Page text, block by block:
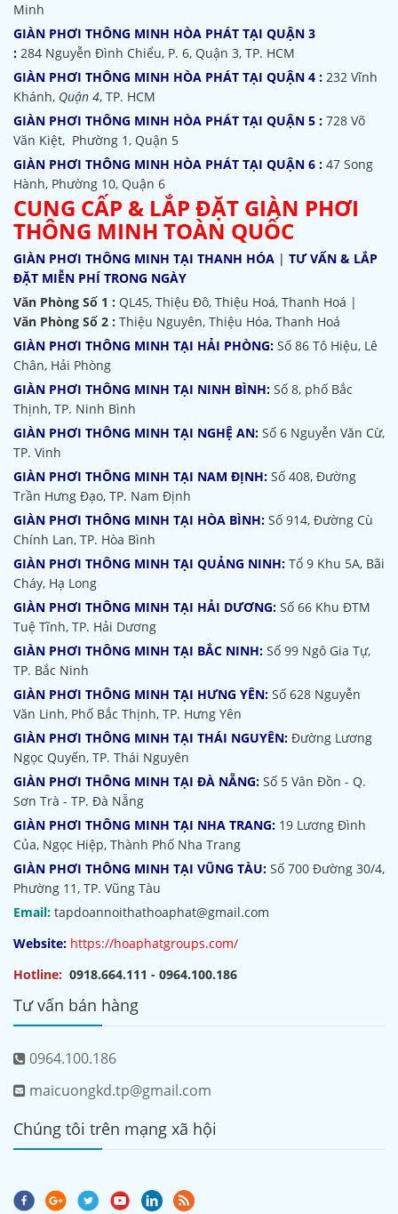
Minh
GIÀN PHƠI THÔNG MINH HÒA PHÁT TẠI QUẬN 3
: 284 Nguyễn Đình Chiểu, P. 6, Quận 3, TP. HCM
GIÀN PHƠI THÔNG MINH HÒA PHÁT TẠI QUẬN 4 : 232 Vĩnh
Khánh, Quận 4, TP. HCM
GIÀN PHƠI THÔNG MINH HÒA PHÁT TẠI QUẬN 5 : 728 Võ
Văn Kiệt, Phường 1, Quận 5
GIÀN PHƠI THÔNG MINH HÒA PHÁT TẠI QUẬN 6 : 47 Song
Hành, Phường 10, Quận 6
CUNG CẤP & LẮP ĐẶT GIÀN PHƠI
THÔNG MINH TOÀN QUỐC
GIÀN PHƠI THÔNG MINH TẠI THANH HÓA | TƯ VẤN & LẮP
ĐẶT MIỄN PHÍ TRONG NGÀY
Văn Phòng Số 1 : QL45, Thiệu Đô, Thiệu Hoá, Thanh Hoá |
Văn Phòng Số 2 : Thiệu Nguyên, Thiệu Hóa, Thanh Hoá
GIÀN PHƠI THÔNG MINH TẠI HẢI PHÒNG: Số 86 Tô Hiệu, Lê
Chân, Hải Phòng
GIÀN PHƠI THÔNG MINH TẠI NINH BÌNH: Số 8, phố Bắc
Thịnh, TP. Ninh Bình
GIÀN PHƠI THÔNG MINH TẠI NGHỆ AN: Số 6 Nguyễn Văn Cừ,
TP. Vinh
GIÀN PHƠI THÔNG MINH TẠI NAM ĐỊNH: Số 408, Đường
Trần Hưng Đạo, TP. Nam Định
GIÀN PHƠI THÔNG MINH TẠI HÒA BÌNH: Số 914, Đường Cù
Chính Lan, TP. Hòa Bình
GIÀN PHƠI THÔNG MINH TẠI QUẢNG NINH: Tổ 9 Khu 5A, Bãi
Cháy, Hạ Long
GIÀN PHƠI THÔNG MINH TẠI HẢI DƯƠNG: Số 66 Khu ĐTM
Tuệ Tĩnh, TP. Hải Dương
GIÀN PHƠI THÔNG MINH TẠI BẮC NINH: Số 99 Ngô Gia Tự,
TP. Bắc Ninh
GIÀN PHƠI THÔNG MINH TẠI HƯNG YÊN: Số 628 Nguyễn
Văn Linh, Phố Bắc Thịnh, TP. Hưng Yên
GIÀN PHƠI THÔNG MINH TẠI THÁI NGUYÊN: Đường Lương
Ngọc Quyến, TP. Thái Nguyên
GIÀN PHƠI THÔNG MINH TẠI ĐÀ NẴNG: Số 5 Vân Đồn - Q.
Sơn Trà - TP. Đà Nẵng
GIÀN PHƠI THÔNG MINH TẠI NHA TRANG: 19 Lương Đình
Của, Ngọc Hiệp, Thành Phố Nha Trang
GIÀN PHƠI THÔNG MINH TẠI VŨNG TÀU: Số 700 Đường 30/4,
Phường 11, TP. Vũng Tàu
Email: tapdoannoithathoaphat@gmail.com
Website: https://hoaphatgroups.com/
Hotline: 0918.664.111 - 0964.100.186
Tư vấn bán hàng
0964.100.186
maicuongkd.tp@gmail.com
Chúng tôi trên mạng xã hội